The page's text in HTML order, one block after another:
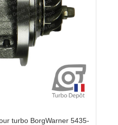
turbo BorgWarner 5435-